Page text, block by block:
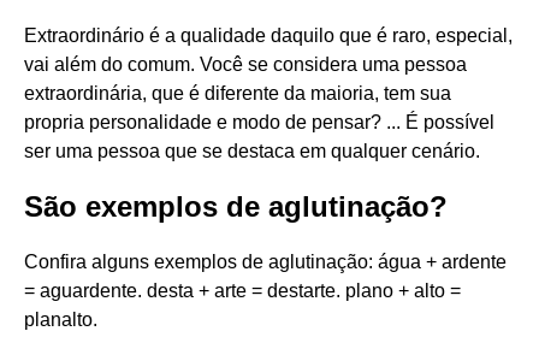
Extraordinário é a qualidade daquilo que é raro, especial,
vai além do comum. Você se considera uma pessoa
extraordinária, que é diferente da maioria, tem sua
propria personalidade e modo de pensar? ... É possível
ser uma pessoa que se destaca em qualquer cenário.
São exemplos de aglutinação?
Confira alguns exemplos de aglutinação: água + ardente
= aguardente. desta + arte = destarte. plano + alto =
planalto.